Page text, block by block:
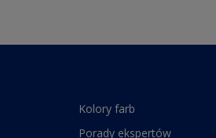
Kolory farb
Porady ekspertów